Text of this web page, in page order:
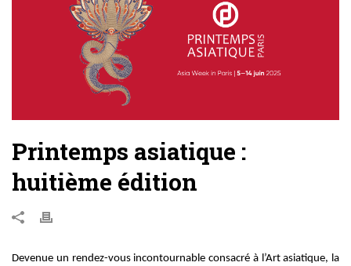
Printemps asiatique :
huitième édition
Devenue un rendez-vous incontournable consacré à l’Art asiatique, la